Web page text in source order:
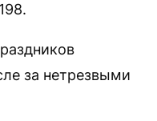
за нетрезвыми